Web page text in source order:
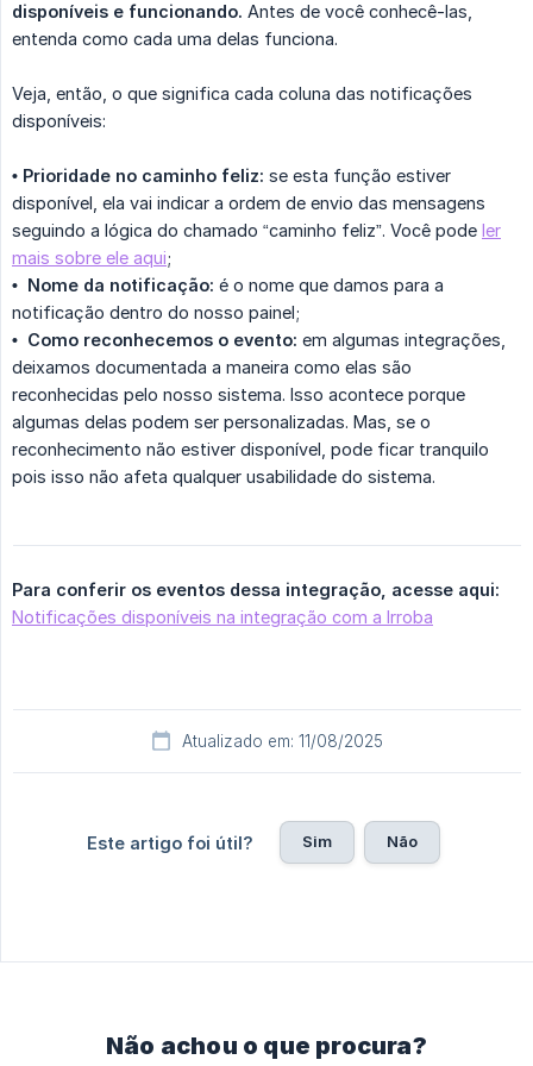
disponíveis e funcionando. Antes de você conhecê-las,
entenda como cada uma delas funciona.
Veja, então, o que significa cada coluna das notificações
disponíveis:
• Prioridade no caminho feliz: se esta função estiver
disponível, ela vai indicar a ordem de envio das mensagens
seguindo a lógica do chamado “caminho feliz”. Você pode ler
mais sobre ele aqui;
•  Nome da notificação: é o nome que damos para a
notificação dentro do nosso painel;
•  Como reconhecemos o evento: em algumas integrações,
deixamos documentada a maneira como elas são
reconhecidas pelo nosso sistema. Isso acontece porque
algumas delas podem ser personalizadas. Mas, se o
reconhecimento não estiver disponível, pode ficar tranquilo
pois isso não afeta qualquer usabilidade do sistema.
Para conferir os eventos dessa integração, acesse aqui:
Notificações disponíveis na integração com a Irroba
Atualizado em: 11/08/2025
Este artigo foi útil? Sim Não
Não achou o que procura?